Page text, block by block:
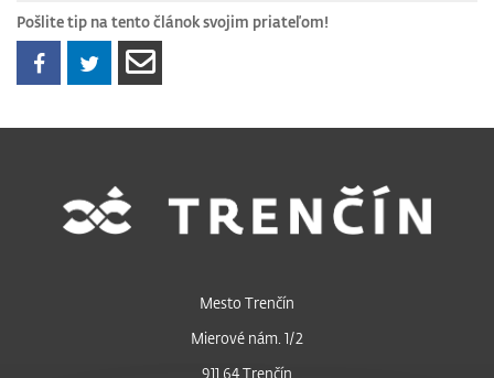
Pošlite tip na tento článok svojim priateľom!
Mesto Trenčín
Mierové nám. 1/2
911 64 Trenčín